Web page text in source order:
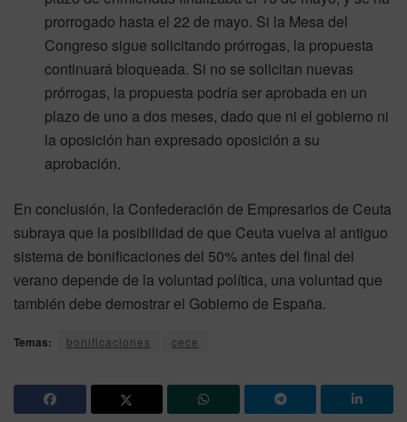
prorrogado hasta el 22 de mayo. Si la Mesa del
Congreso sigue solicitando prórrogas, la propuesta
continuará bloqueada. Si no se solicitan nuevas
prórrogas, la propuesta podría ser aprobada en un
plazo de uno a dos meses, dado que ni el gobierno ni
la oposición han expresado oposición a su
aprobación.
En conclusión, la Confederación de Empresarios de Ceuta
subraya que la posibilidad de que Ceuta vuelva al antiguo
sistema de bonificaciones del 50% antes del final del
verano depende de la voluntad política, una voluntad que
también debe demostrar el Gobierno de España.
Temas: bonificaciones cece